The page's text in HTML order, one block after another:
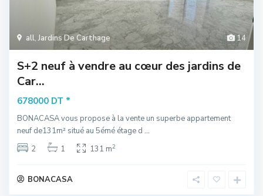
14
all,Jardins De Carthage
S+2 neuf à vendre au cœur des jardins de
Car...
678000 DT *
BONACASA vous propose à la vente un superbe appartement
neuf de131m² situé au 5émé étage d ...
2
1 131 m2
BONACASA